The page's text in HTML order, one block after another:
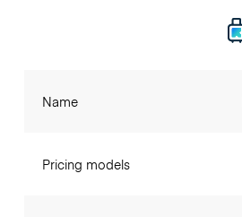
Name
Pricing models